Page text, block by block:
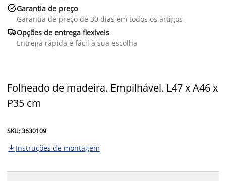
Garantia de preço
Garantia de preço de 30 dias em todos os artigos
Opções de entrega flexíveis
Entrega rápida e fácil à sua escolha
Folheado de madeira. Empilhável. L47 x A46 x
P35 cm
SKU: 3630109
 Instruções de montagem